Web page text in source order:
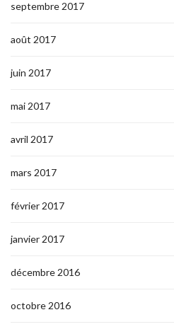
septembre 2017
août 2017
juin 2017
mai 2017
avril 2017
mars 2017
février 2017
janvier 2017
décembre 2016
octobre 2016